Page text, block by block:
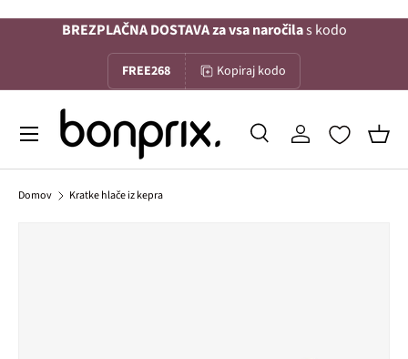
Na vsebino
BREZPLAČNA DOSTAVA za vsa naročilas kodo
FREE268 Kopiraj kodo
Iskanje
IskanjePrijava
Menu
Domov Kratke hlače iz kepra